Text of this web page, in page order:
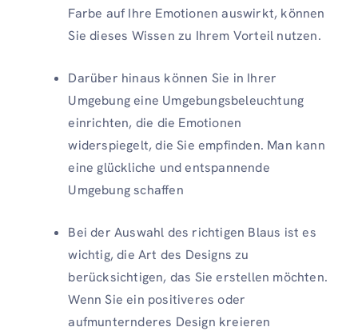
Farbe auf Ihre Emotionen auswirkt, können
Sie dieses Wissen zu Ihrem Vorteil nutzen.
Darüber hinaus können Sie in Ihrer
Umgebung eine Umgebungsbeleuchtung
einrichten, die die Emotionen
widerspiegelt, die Sie empfinden. Man kann
eine glückliche und entspannende
Umgebung schaffen
Bei der Auswahl des richtigen Blaus ist es
wichtig, die Art des Designs zu
berücksichtigen, das Sie erstellen möchten.
Wenn Sie ein positiveres oder
aufmunternderes Design kreieren